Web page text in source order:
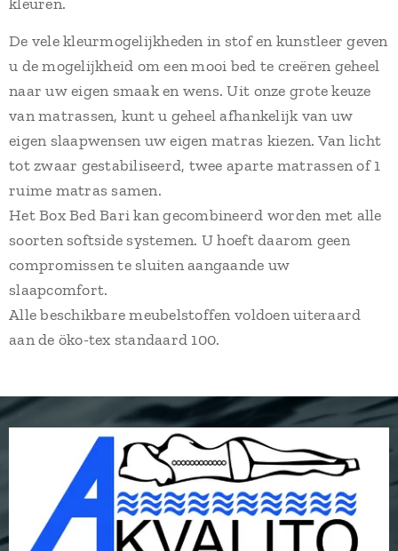
De vele kleurmogelijkheden in stof en kunstleer geven
u de mogelijkheid om een mooi bed te creëren geheel
naar uw eigen smaak en wens. Uit onze grote keuze
van matrassen, kunt u geheel afhankelijk van uw
eigen slaapwensen uw eigen matras kiezen. Van licht
tot zwaar gestabiliseerd, twee aparte matrassen of 1
ruime matras samen.
Het Box Bed Bari kan gecombineerd worden met alle
soorten softside systemen. U hoeft daarom geen
compromissen te sluiten aangaande uw
slaapcomfort.
Alle beschikbare meubelstoffen voldoen uiteraard
aan de öko-tex standaard 100.